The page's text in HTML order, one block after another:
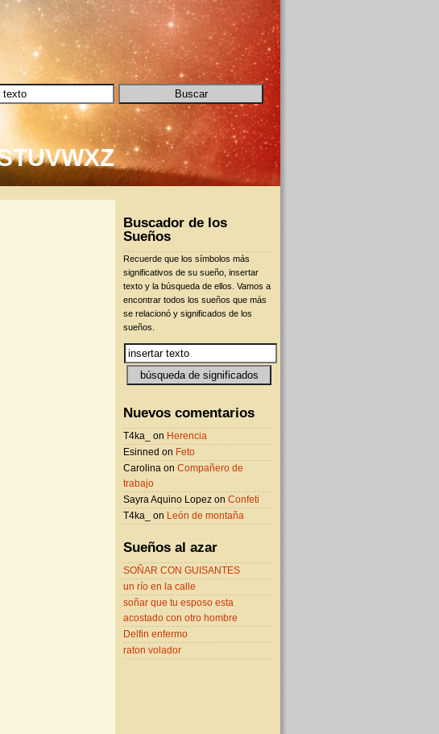
TUVWXZ
Buscador de los
Sueños
Recuerde que los símbolos más
significativos de su sueño, insertar
texto y la búsqueda de ellos. Vamos a
encontrar todos los sueños que más
se relacionó y significados de los
sueños.
Nuevos comentarios
T4ka_ on Herencia
Esinned on Feto
Carolina on Compañero de
trabajo
Sayra Aquino Lopez on Confeti
T4ka_ on León de montaña
Sueños al azar
SOÑAR CON GUISANTES
un río en la calle
soñar que tu esposo esta
acostado con otro hombre
Delfin enfermo
raton volador